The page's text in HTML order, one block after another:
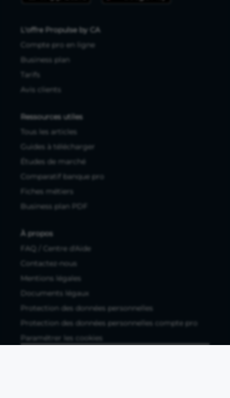
L'offre Propulse by CA
Compte pro en ligne
Business plan
Tarifs
Avis clients
Ressources utiles
Tous les articles
Guides à télécharger
Études de marché
Comparatif banque pro
Fiches métiers
Business plan PDF
À propos
FAQ / Centre d'Aide
Contactez-nous
Mentions légales
Documents légaux
Protection des données personnelles
Protection des données personnelles compte pro
Paramétrer les cookies